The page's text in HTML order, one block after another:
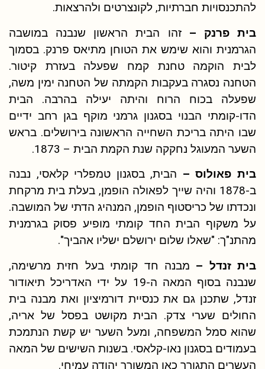
להתכנסויות חברתיות, לקונצרטים ולהרצאות.
בית פרנק – זהו הבית הראשון שנבנה במושבה
הגרמנית והוא שימש את הטוחן מתיאס פרנק. בסמוך
לבית הוקמה טחנת קמח שפעלה בעזרת קיטור.
הטחנה נסגרה בעקבות הקמתה של הטחנה ימין משה,
שפעלה בכוח הרוח והיתה יעילה בהרבה. הבית
הדו-קומתי הבנוי בסגנון גרמני מוקף בגן רחב ידיים
שבו היתה בריכת השחייה הראשונה בירושלים. בראש
השער המעוגל נחקקה שנת הקמת הבית – 1873.
בית פאולוס – הבית, בסגנון טמפלרי קלאסי, נבנה
ב-1878 והיה שייך לפאולה הופמן, בעלת בית מרקחת
ונכדתו של כריסטוף הופמן, המנהיג הדתי של המושבה.
על משקוף הבית החד קומתי מופיע פסוק בגרמנית
מהתנ"ך: "שאלו שלום ירושלם ישליו אהביך".
בית זנדל – מבנה חד קומתי בעל חזית מרשימה,
שנבנה בסוף המאה ה-19 על ידי האדריכל תיאודור
זנדל, שתכנן גם את כנסיית דורמיציון ואת מבנה בית
החולים שערי צדק. הבית מקושט בפסל של אריה,
שהוא סמל המשפחה, ומעל השער יש קשת הנתמכת
בעמודים בסגנון נאו-קלאסי. בשנות השישים של המאה
העשרים התגורר כאן המשורר יהודה עמיחי.